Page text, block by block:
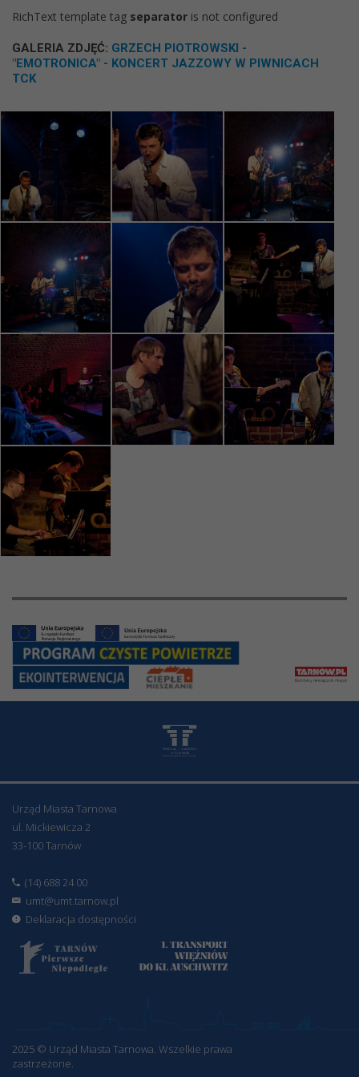
RichText template tag separator is not configured
GALERIA ZDJĘĆ: GRZECH PIOTROWSKI -
"EMOTRONICA" - KONCERT JAZZOWY W PIWNICACH
TCK
Urząd Miasta Tarnowa
ul. Mickiewicza 2
33-100 Tarnów
(14) 688 24 00
umt@umt.tarnow.pl
Deklaracja dostępności
2025 © Urząd Miasta Tarnowa. Wszelkie prawa
zastrzeżone.